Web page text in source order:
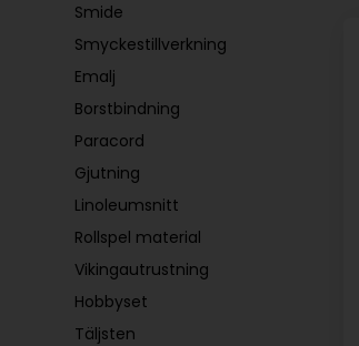
Smide
Smyckestillverkning
Emalj
Borstbindning
Paracord
Gjutning
Linoleumsnitt
Rollspel material
Vikingautrustning
Hobbyset
Täljsten